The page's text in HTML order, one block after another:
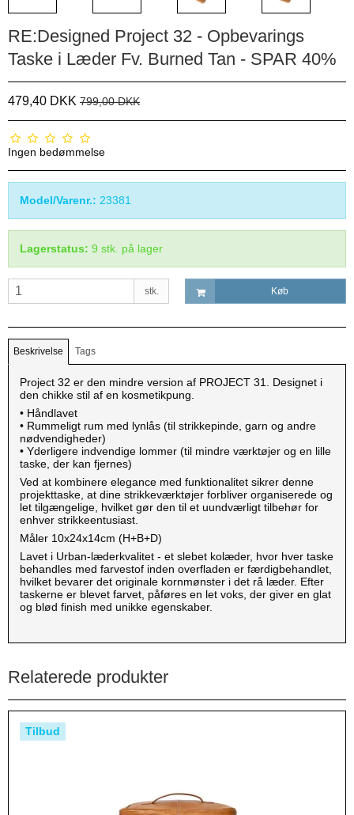
RE:Designed Project 32 - Opbevarings
Taske i Læder Fv. Burned Tan - SPAR 40%
479,40 DKK 799,00 DKK
Ingen bedømmelse
Model/Varenr.: 23381
Lagerstatus: 9 stk. på lager
stk. Køb
Beskrivelse Tags
Project 32 er den mindre version af PROJECT 31. Designet i
den chikke stil af en kosmetikpung.
• Håndlavet
• Rummeligt rum med lynlås (til strikkepinde, garn og andre
nødvendigheder)
• Yderligere indvendige lommer (til mindre værktøjer og en lille
taske, der kan fjernes)
Ved at kombinere elegance med funktionalitet sikrer denne
projekttaske, at dine strikkeværktøjer forbliver organiserede og
let tilgængelige, hvilket gør den til et uundværligt tilbehør for
enhver strikkeentusiast.
Måler 10x24x14cm (H+B+D)
Lavet i Urban-læderkvalitet - et slebet kolæder, hvor hver taske
behandles med farvestof inden overfladen er færdigbehandlet,
hvilket bevarer det originale kornmønster i det rå læder. Efter
taskerne er blevet farvet, påføres en let voks, der giver en glat
og blød finish med unikke egenskaber.
Relaterede produkter
Tilbud